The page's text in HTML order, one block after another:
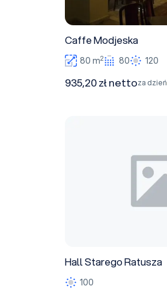
Caffe Modjeska
80 m2 80 120
935,20 zł nettoza dzień
Hall Starego Ratusza
100